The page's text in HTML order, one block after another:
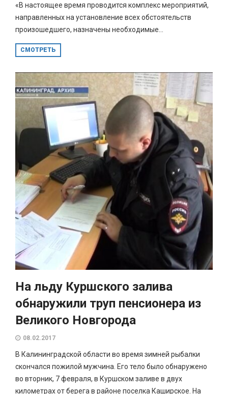
«В настоящее время проводится комплекс мероприятий,
направленных на установление всех обстоятельств
произошедшего, назначены необходимые...
СМОТРЕТЬ
На льду Куршского залива
обнаружили труп пенсионера из
Великого Новгорода
08.02.2017
В Калининградской области во время зимней рыбалки
скончался пожилой мужчина. Его тело было обнаружено
во вторник, 7 февраля, в Куршском заливе в двух
километрах от берега в районе поселка Каширское. На